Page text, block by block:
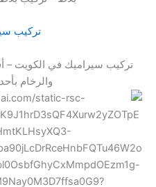
تركيب سيراميك في الكويت –
والرخام